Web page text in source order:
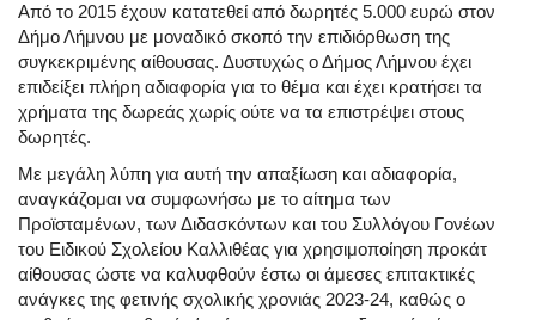
Από το 2015 έχουν κατατεθεί από δωρητές 5.000 ευρώ στον
Δήμο Λήμνου με μοναδικό σκοπό την επιδιόρθωση της
συγκεκριμένης αίθουσας. Δυστυχώς ο Δήμος Λήμνου έχει
επιδείξει πλήρη αδιαφορία για το θέμα και έχει κρατήσει τα
χρήματα της δωρεάς χωρίς ούτε να τα επιστρέψει στους
δωρητές.
Με μεγάλη λύπη για αυτή την απαξίωση και αδιαφορία,
αναγκάζομαι να συμφωνήσω με το αίτημα των
Προϊσταμένων, των Διδασκόντων και του Συλλόγου Γονέων
του Ειδικού Σχολείου Καλλιθέας για χρησιμοποίηση προκάτ
αίθουσας ώστε να καλυφθούν έστω οι άμεσες επιτακτικές
ανάγκες της φετινής σχολικής χρονιάς 2023-24, καθώς ο